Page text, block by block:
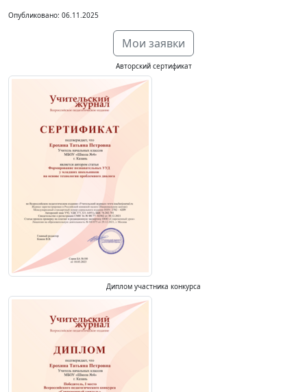
Опубликовано: 06.11.2025
Мои заявки
Авторский сертификат
Диплом участника конкурса